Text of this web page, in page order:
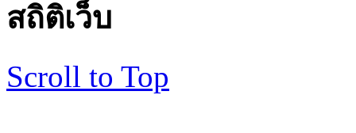
สถิติเว็บ
Scroll to Top